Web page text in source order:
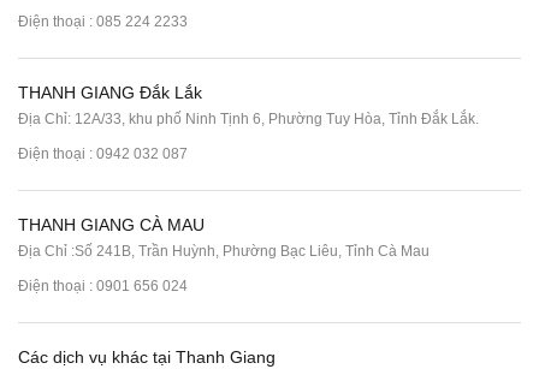
Điện thoại : 085 224 2233
THANH GIANG Đắk Lắk
Địa Chỉ: 12A/33, khu phố Ninh Tịnh 6, Phường Tuy Hòa, Tỉnh Đắk Lắk.
Điện thoại : 0942 032 087
THANH GIANG CÀ MAU
Địa Chỉ :Số 241B, Trần Huỳnh, Phường Bạc Liêu, Tỉnh Cà Mau
Điện thoại : 0901 656 024
Các dịch vụ khác tại Thanh Giang